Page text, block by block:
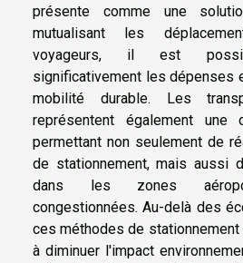
présente comme une
mutualisant les
voyageurs, il est
significativement les dépenses
mobilité durable. Les
représentent également une
permettant non seulement de
de stationnement, mais aussi
dans les zones
congestionnées. Au-delà des
ces méthodes de
à diminuer l'impact